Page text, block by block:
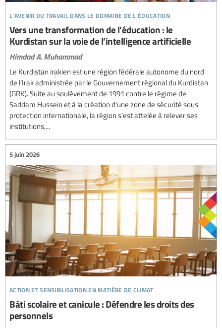
l’avenir du travail dans le domaine de l’éducation
Vers une transformation de l’éducation : le
Kurdistan sur la voie de l’intelligence artificielle
Himdad A. Muhammad
Le Kurdistan irakien est une région fédérale autonome du nord
de l’Irak administrée par le Gouvernement régional du Kurdistan
(GRK). Suite au soulèvement de 1991 contre le régime de
Saddam Hussein et à la création d’une zone de sécurité sous
protection internationale, la région s’est attelée à relever ses
institutions,...
action et sensibilisation en matière de climat
5 juin 2026
Bâti scolaire et canicule : Défendre les droits des
personnels